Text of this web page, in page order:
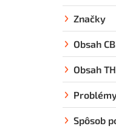
Značky
Obsah
Obsah
Spôsob